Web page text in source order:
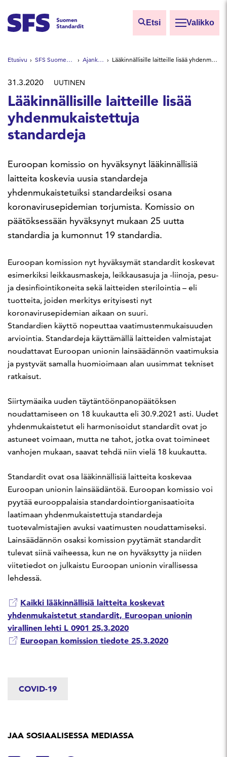
Etsi Valikko
Etsi sivuilta
Hae hakutermillä
Etusivu SFS Suomen Standardit Ajankohtaista Lääkinnällisille laitteille lisää yhdenmukaistettuja standardeja
31.3.2020 UUTINEN
Lääkinnällisille laitteille lisää
yhdenmukaistettuja
standardeja
Euroopan komissio on hyväksynyt lääkinnällisiä
laitteita koskevia uusia standardeja
yhdenmukaistetuiksi standardeiksi osana
koronavirusepidemian torjumista. Komissio on
päätöksessään hyväksynyt mukaan 25 uutta
standardia ja kumonnut 19 standardia.
Euroopan komission nyt hyväksymät standardit koskevat
esimerkiksi leikkausmaskeja, leikkausasuja ja -liinoja, pesu-
ja desinfiointikoneita sekä laitteiden sterilointia – eli
tuotteita, joiden merkitys erityisesti nyt
koronavirusepidemian aikaan on suuri.
Standardien käyttö nopeuttaa vaatimustenmukaisuuden
arviointia. Standardeja käyttämällä laitteiden valmistajat
noudattavat Euroopan unionin lainsäädännön vaatimuksia
ja pystyvät samalla huomioimaan alan uusimmat tekniset
ratkaisut.
Siirtymäaika uuden täytäntöönpanopäätöksen
noudattamiseen on 18 kuukautta eli 30.9.2021 asti. Uudet
yhdenmukaistetut eli harmonisoidut standardit ovat jo
astuneet voimaan, mutta ne tahot, jotka ovat toimineet
vanhojen mukaan, saavat tehdä niin vielä 18 kuukautta.
Standardit ovat osa lääkinnällisiä laitteita koskevaa
Euroopan unionin lainsäädäntöä. Euroopan komissio voi
pyytää eurooppalaisia standardointiorganisaatioita
laatimaan yhdenmukaistettuja standardeja
tuotevalmistajien avuksi vaatimusten noudattamiseksi.
Lainsäädännön osaksi komission pyytämät standardit
tulevat siinä vaiheessa, kun ne on hyväksytty ja niiden
viitetiedot on julkaistu Euroopan unionin virallisessa
lehdessä.
Kaikki lääkinnällisiä laitteita koskevat
yhdenmukaistetut standardit, Euroopan unionin
virallinen lehti L 0901 25.3.2020
Euroopan komission tiedote 25.3.2020
COVID-19
JAA SOSIAALISESSA MEDIASSA